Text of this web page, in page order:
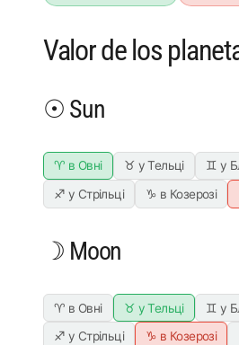
Valor de los
☉ Sun
♈ в Овні ♉ у Тельці ♊ у
♐ у Стрільці
♑ в Козерозі
☽ Moon
♈ в Овні ♉ у Тельці ♊ у
♐ у Стрільці
♑ в Козерозі